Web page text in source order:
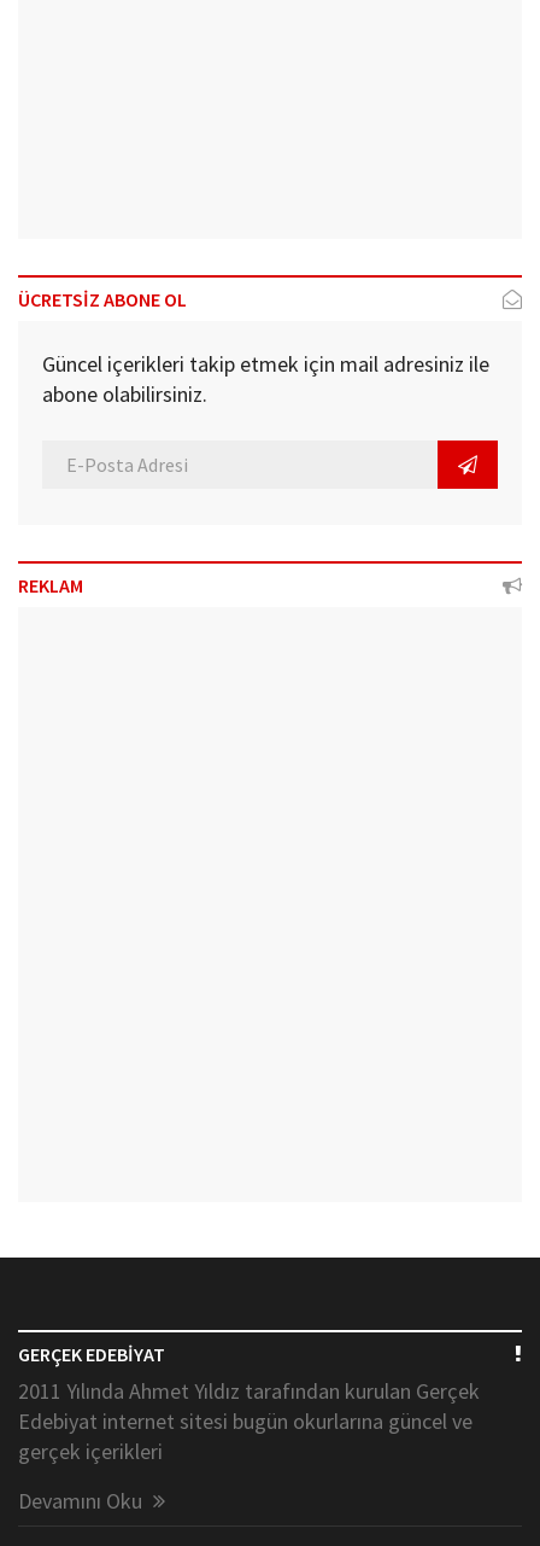
ÜCRETSİZ ABONE OL
Güncel içerikleri takip etmek için mail adresiniz ile
abone olabilirsiniz.
REKLAM
GERÇEK EDEBİYAT
2011 Yılında Ahmet Yıldız tarafından kurulan Gerçek
Edebiyat internet sitesi bugün okurlarına güncel ve
gerçek içerikleri
Devamını Oku